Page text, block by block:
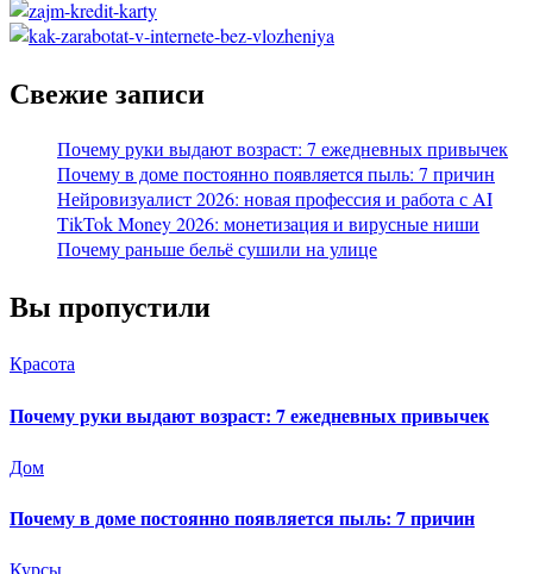
Свежие записи
Почему руки выдают возраст: 7 ежедневных привычек
Почему в доме постоянно появляется пыль: 7 причин
Нейровизуалист 2026: новая профессия и работа с AI
TikTok Money 2026: монетизация и вирусные ниши
Почему раньше бельё сушили на улице
Вы пропустили
Красота
Почему руки выдают возраст: 7 ежедневных привычек
Дом
Почему в доме постоянно появляется пыль: 7 причин
Курсы